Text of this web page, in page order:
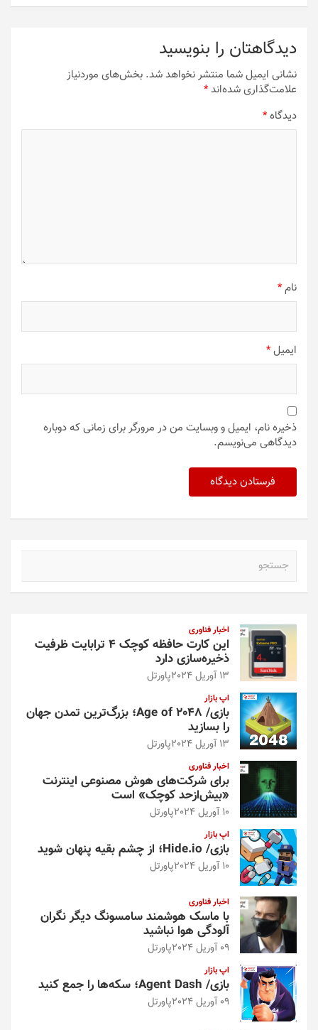
دیدگاهتان را بنویسید
نشانی ایمیل شما منتشر نخواهد شد. بخش‌های موردنیاز
علامت‌گذاری شده‌اند*
دیدگاه*
نام*
ایمیل*
ذخیره نام، ایمیل و وبسایت من در مرورگر برای زمانی که دوباره
دیدگاهی می‌نویسم.
اخبار فناوری
این کارت حافظه کوچک ۴ ترابایت ظرفیت
ذخیره‌سازی دارد
13 آوریل 2024 پاورتل
اپ بازار
بازی/ Age of 2048؛ بزرگ‌ترین تمدن جهان
را بسازید
13 آوریل 2024 پاورتل
اخبار فناوری
برای شرکت‌های هوش مصنوعی اینترنت
«بیش‌از‌حد کوچک» است
10 آوریل 2024 پاورتل
اپ بازار
بازی/ Hide.io؛ از چشم بقیه پنهان شوید
10 آوریل 2024 پاورتل
اخبار فناوری
با ماسک هوشمند سامسونگ دیگر نگران
آلودگی هوا نباشید
09 آوریل 2024 پاورتل
اپ بازار
بازی/ Agent Dash؛ سکه‌ها را جمع کنید
09 آوریل 2024 پاورتل